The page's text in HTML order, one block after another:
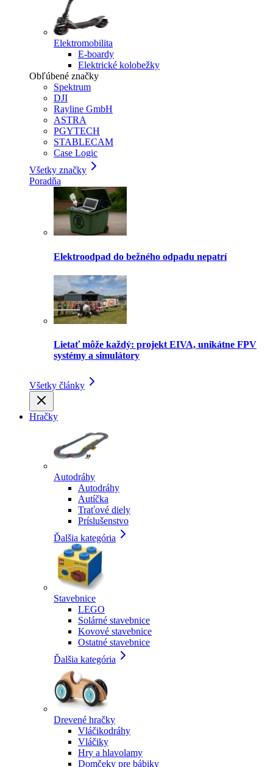
Elektromobilita
E-boardy
Elektrické kolobežky
Obľúbené značky
Spektrum
DJI
Rayline GmbH
ASTRA
PGYTECH
STABLECAM
Case Logic
Všetky značky
Poradňa
Elektroodpad do bežného odpadu nepatrí
Lietať môže každý: projekt EIVA, unikátne FPV
systémy a simulátory
Všetky články
Hračky
Autodráhy
Autodráhy
Autíčka
Traťové diely
Príslušenstvo
Ďalšia kategória
Stavebnice
LEGO
Solárné stavebnice
Kovové stavebnice
Ostatné stavebnice
Ďalšia kategória
Drevené hračky
Vláčikodráhy
Vláčiky
Hry a hlavolamy
Domčeky pre bábiky